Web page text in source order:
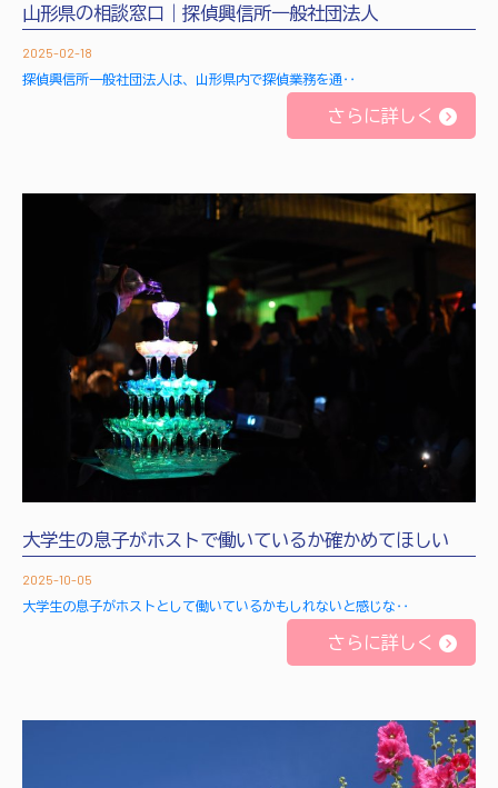
山形県の相談窓口｜探偵興信所一般社団法人
2025-02-18
探偵興信所一般社団法人は、山形県内で探偵業務を通‥
さらに詳しく
大学生の息子がホストで働いているか確かめてほしい
2025-10-05
大学生の息子がホストとして働いているかもしれないと感じな‥
さらに詳しく